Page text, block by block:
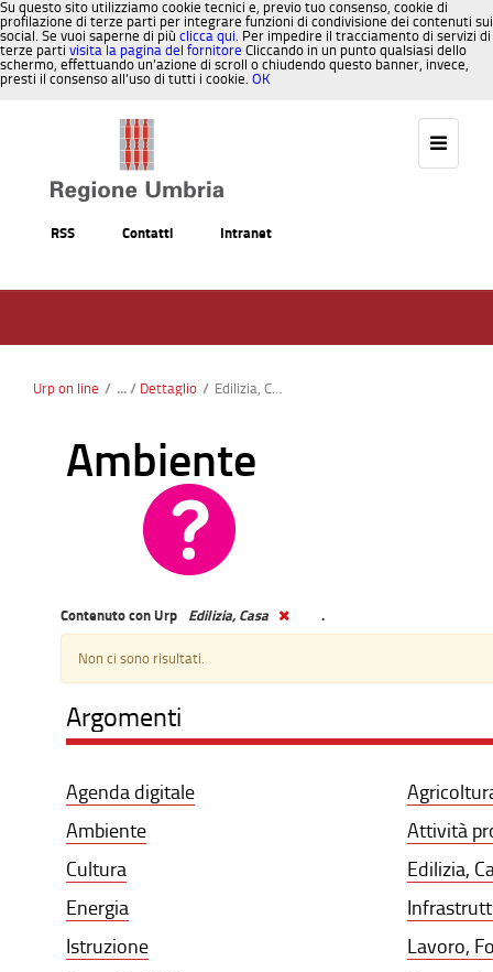
Su questo sito utilizziamo cookie tecnici e, previo tuo consenso, cookie di
profilazione di terze parti per integrare funzioni di condivisione dei contenuti sui
social. Se vuoi saperne di più clicca qui. Per impedire il tracciamento di servizi di
terze parti visita la pagina del fornitore Cliccando in un punto qualsiasi dello
schermo, effettuando un’azione di scroll o chiudendo questo banner, invece,
presti il consenso all’uso di tutti i cookie. OK
RSS Contatti Intranet
Urp on line / Dettaglio / Edilizia, Casa
Ambiente
Contenuto con Urp Edilizia, Casa .
Non ci sono risultati.
Argomenti
Agenda digitale
Ambiente
Cultura
Energia
Istruzione
Attività
Edilizia,
Lavoro,